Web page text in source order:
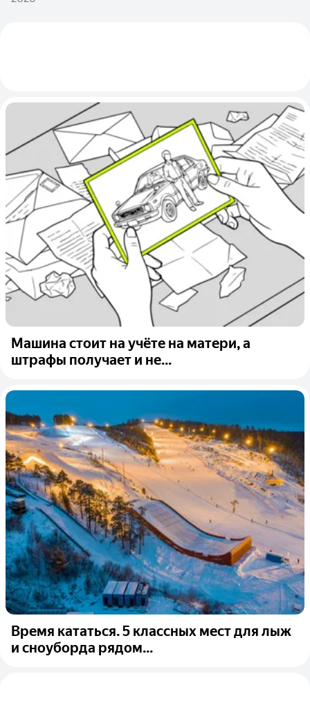
Машина стоит на учёте на матери, а
штрафы получает и не...
Время кататься. 5 классных мест для лыж
и сноуборда рядом...